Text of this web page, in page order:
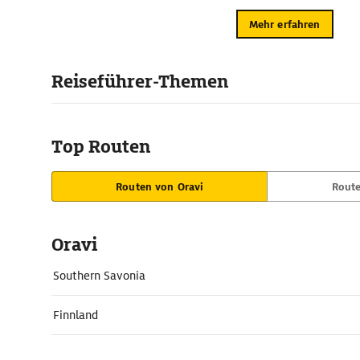
Mehr erfahren
Reiseführer-Themen
Top Routen
Routen von Oravi
Oravi
Southern Savonia
Finnland